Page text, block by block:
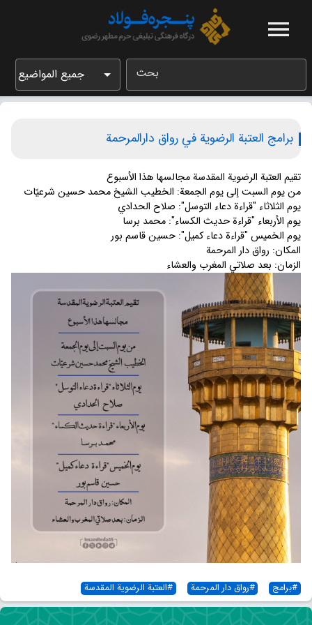
بحث جميع المواضيع
برامج العتبة الرضویة في رواق دارالمرحمة
تقیم العتبة الرضویة المقدسة مجالسها هذا الأسبوع
من یوم السبت إلى یوم الجمعة: الخطيب الشیخ محمد حسین شرعیّات
یوم الثلاثاء "قراءة دعاء التوسل": صلاح الحدادي
یوم الأربعاء "قراءة حدیث الكساء": محمد برسا
یوم الخميس "قراءة دعاء كميل": حسین قاسم بور
المكان: رواق دار المرحمة
الزمان: بعد صلاتي المغرب والعشاء
#برامج #رواق دار المرحمة #العتبة الرضویة المقدسة